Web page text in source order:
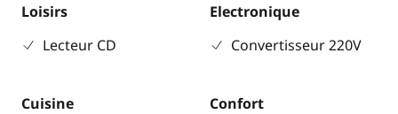
Loisirs
Lecteur CD
Electronique
Convertisseur 220V
Cuisine
Confort